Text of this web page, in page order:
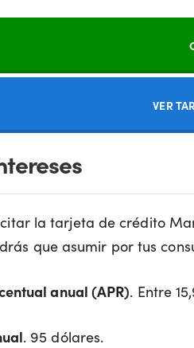
VER
la tarjeta de crédito
que asumir por tus
anual (APR). Entre
. 95 dólares.